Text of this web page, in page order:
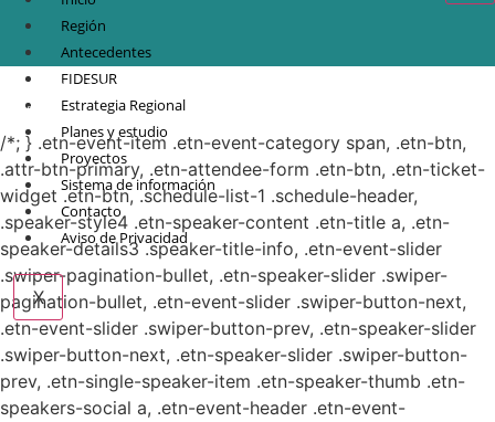
Región
Antecedentes
FIDESUR
Estrategia Regional
Planes y estudio
Proyectos
Sistema de información
Contacto
Aviso de Privacidad
X
© Copyright 2021.
Sureste.
/*; } .etn-event-item .etn-event-category span, .etn-btn,
.attr-btn-primary, .etn-attendee-form .etn-btn, .etn-ticket-
widget .etn-btn, .schedule-list-1 .schedule-header,
.speaker-style4 .etn-speaker-content .etn-title a, .etn-
speaker-details3 .speaker-title-info, .etn-event-slider
.swiper-pagination-bullet, .etn-speaker-slider .swiper-
pagination-bullet, .etn-event-slider .swiper-button-next,
.etn-event-slider .swiper-button-prev, .etn-speaker-slider
.swiper-button-next, .etn-speaker-slider .swiper-button-
prev, .etn-single-speaker-item .etn-speaker-thumb .etn-
speakers-social a, .etn-event-header .etn-event-